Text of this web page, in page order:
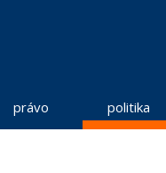
právo politika